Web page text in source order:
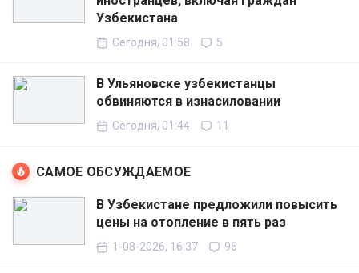
Узбекистана
Сегодня, 01:58 5
В Ульяновске узбекистанцы
обвиняются в изнасиловании
Сегодня, 01:44 11
САМОЕ ОБСУЖДАЕМОЕ
В Узбекистане предложили повысить
цены на отопление в пять раз
1-08-2026, 16:37 96